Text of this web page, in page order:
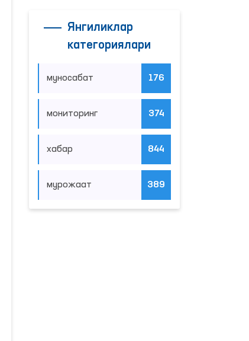
Янгиликлар
категориялари
муносабат 176
мониторинг 374
хабар 844
мурожаат 389